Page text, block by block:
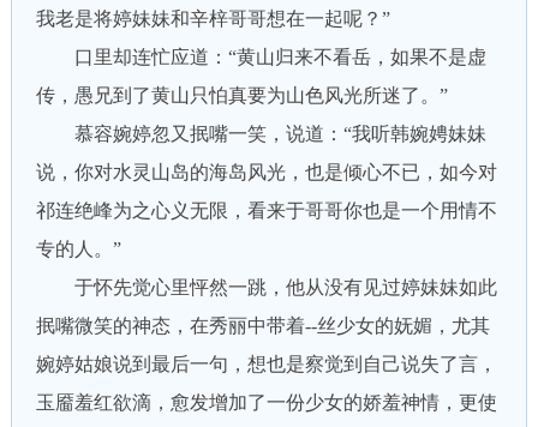
我老是将婷妹妹和辛梓哥哥想在一起呢？”
口里却连忙应道：“黄山归来不看岳，如果不是虚
传，愚兄到了黄山只怕真要为山色风光所迷了。”
慕容婉婷忽又抿嘴一笑，说道：“我听韩婉娉妹妹
说，你对水灵山岛的海岛风光，也是倾心不已，如今对
祁连绝峰为之心义无限，看来于哥哥你也是一个用情不
专的人。”
于怀先觉心里怦然一跳，他从没有见过婷妹妹如此
抿嘴微笑的神态，在秀丽中带着--丝少女的妩媚，尤其
婉婷姑娘说到最后一句，想也是察觉到自己说失了言，
玉靥羞红欲滴，愈发增加了一份少女的娇羞神情，更使